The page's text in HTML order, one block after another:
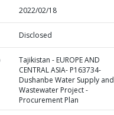
2022/02/18
Disclosed
Tajikistan - EUROPE AND
CENTRAL ASIA- P163734-
Dushanbe Water Supply and
Wastewater Project -
Procurement Plan